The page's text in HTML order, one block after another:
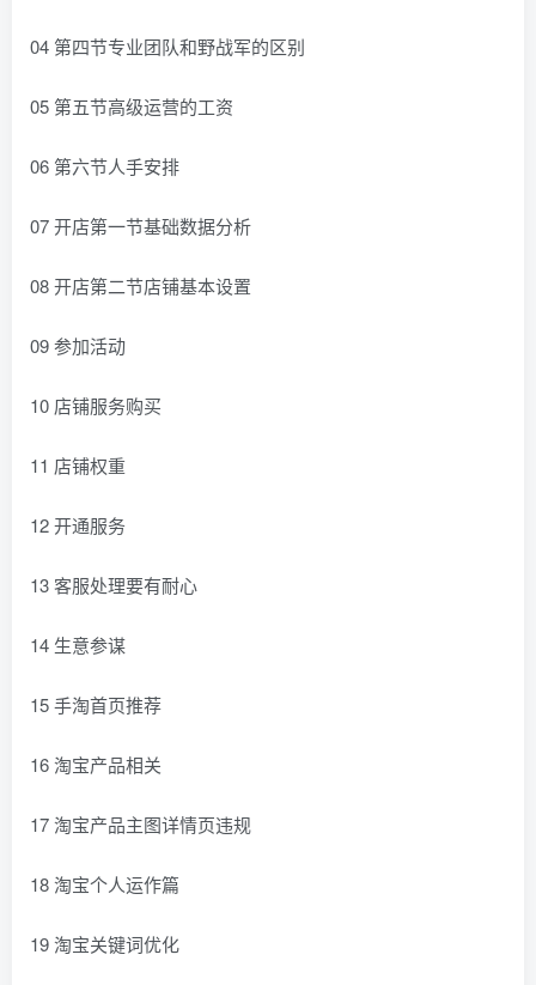
04 第四节专业团队和野战军的区别
05 第五节高级运营的工资
06 第六节人手安排
07 开店第一节基础数据分析
08 开店第二节店铺基本设置
09 参加活动
10 店铺服务购买
11 店铺权重
12 开通服务
13 客服处理要有耐心
14 生意参谋
15 手淘首页推荐
16 淘宝产品相关
17 淘宝产品主图详情页违规
18 淘宝个人运作篇
19 淘宝关键词优化